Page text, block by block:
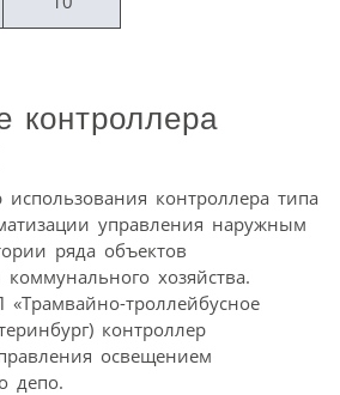
контроллера
контроллера типа
управления наружным
ряда объектов
хозяйства.
троллейбусное
контроллер
освещением
депо.